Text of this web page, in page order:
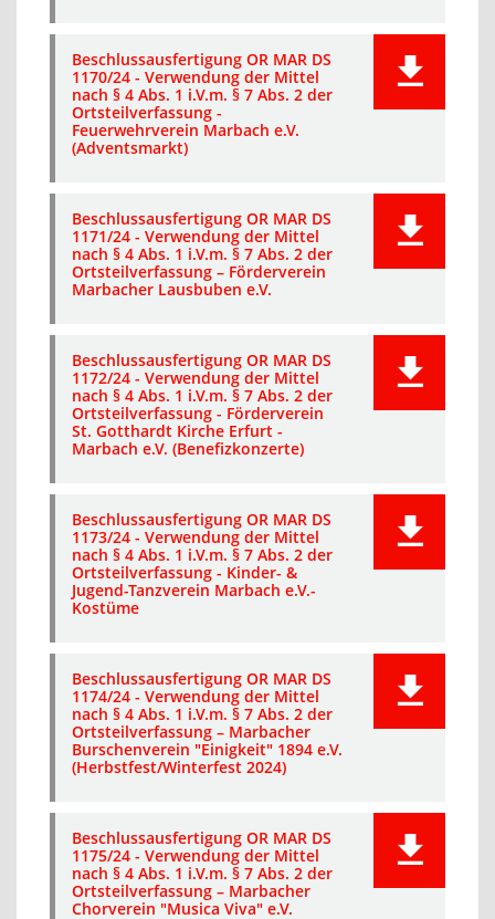
Beschlussausfertigung OR MAR DS
1170/24 - Verwendung der Mittel
nach § 4 Abs. 1 i.V.m. § 7 Abs. 2 der
Ortsteilverfassung -
Feuerwehrverein Marbach e.V.
(Adventsmarkt)
Beschlussausfertigung OR MAR DS
1171/24 - Verwendung der Mittel
nach § 4 Abs. 1 i.V.m. § 7 Abs. 2 der
Ortsteilverfassung – Förderverein
Marbacher Lausbuben e.V.
Beschlussausfertigung OR MAR DS
1172/24 - Verwendung der Mittel
nach § 4 Abs. 1 i.V.m. § 7 Abs. 2 der
Ortsteilverfassung - Förderverein
St. Gotthardt Kirche Erfurt -
Marbach e.V. (Benefizkonzerte)
Beschlussausfertigung OR MAR DS
1173/24 - Verwendung der Mittel
nach § 4 Abs. 1 i.V.m. § 7 Abs. 2 der
Ortsteilverfassung - Kinder- &
Jugend-Tanzverein Marbach e.V.-
Kostüme
Beschlussausfertigung OR MAR DS
1174/24 - Verwendung der Mittel
nach § 4 Abs. 1 i.V.m. § 7 Abs. 2 der
Ortsteilverfassung – Marbacher
Burschenverein "Einigkeit" 1894 e.V.
(Herbstfest/Winterfest 2024)
Beschlussausfertigung OR MAR DS
1175/24 - Verwendung der Mittel
nach § 4 Abs. 1 i.V.m. § 7 Abs. 2 der
Ortsteilverfassung – Marbacher
Chorverein "Musica Viva" e.V.